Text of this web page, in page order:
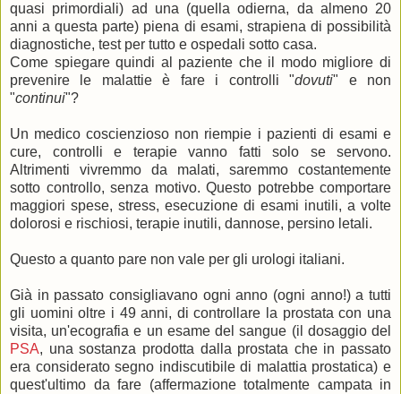
quasi primordiali) ad una (quella odierna, da almeno 20
anni a questa parte) piena di esami, strapiena di possibilità
diagnostiche, test per tutto e ospedali sotto casa.
Come spiegare quindi al paziente che il modo migliore di
prevenire le malattie è fare i controlli "dovuti" e non
"continui"?
Un medico coscienzioso non riempie i pazienti di esami e
cure, controlli e terapie vanno fatti solo se servono.
Altrimenti vivremmo da malati, saremmo costantemente
sotto controllo, senza motivo. Questo potrebbe comportare
maggiori spese, stress, esecuzione di esami inutili, a volte
dolorosi e rischiosi, terapie inutili, dannose, persino letali.
Questo a quanto pare non vale per gli urologi italiani.
Già in passato consigliavano ogni anno (ogni anno!) a tutti
gli uomini oltre i 49 anni, di controllare la prostata con una
visita, un'ecografia e un esame del sangue (il dosaggio del
PSA, una sostanza prodotta dalla prostata che in passato
era considerato segno indiscutibile di malattia prostatica) e
quest'ultimo da fare (affermazione totalmente campata in